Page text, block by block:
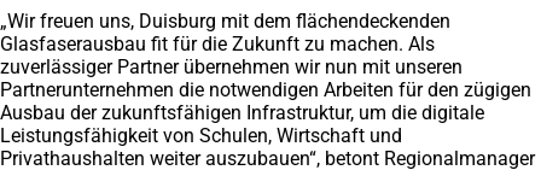
„Wir freuen uns, Duisburg mit dem flächendeckenden
Glasfaserausbau fit für die Zukunft zu machen. Als
zuverlässiger Partner übernehmen wir nun mit unseren
Partnerunternehmen die notwendigen Arbeiten für den zügigen
Ausbau der zukunftsfähigen Infrastruktur, um die digitale
Leistungsfähigkeit von Schulen, Wirtschaft und
Privathaushalten weiter auszubauen“, betont Regionalmanager